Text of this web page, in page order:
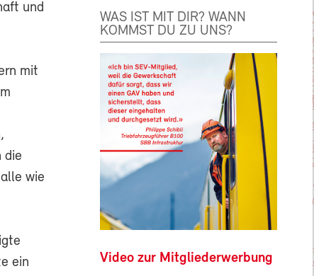
und
mit
die
wie
ein
WAS IST MIT DIR? WANN
KOMMST DU ZU UNS?
Video zur Mitgliederwerbung